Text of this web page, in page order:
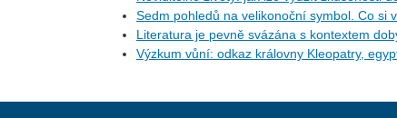
Sedm pohledů na velikonoční symbol. Co si
Literatura je pevně svázána s kontextem
Výzkum vůní: odkaz královny Kleopatry,